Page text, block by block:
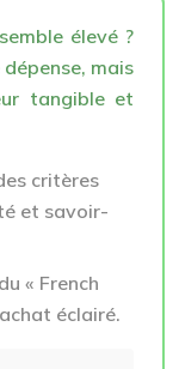
élevé ?
dépense, mais
tangible et
critères
et savoir-
« French
éclairé.